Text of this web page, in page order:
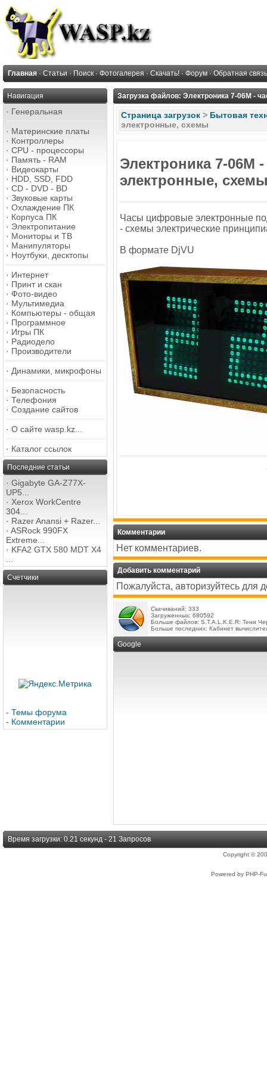
Главная · Статьи · Поиск · Фотогалерея · Скачать! · Форум · Обратная связь
Навигация
· Генеральная
· Материнские платы
· Контроллеры
· CPU - процессоры
· Память - RAM
· Видеокарты
· HDD, SSD, FDD
· CD - DVD - BD
· Звуковые карты
· Охлаждение ПК
· Корпуса ПК
· Электропитание
· Мониторы и ТВ
· Манипуляторы
· Ноутбуки, десктопы
· Интернет
· Принт и скан
· Фото-видео
· Мультимедиа
· Компьютеры - общая
· Программное
· Игры ПК
· Радиодело
· Производители
· Динамики, микрофоны
· Безопасность
· Телефония
· Создание сайтов
· О сайте wasp.kz...
· Каталог ссылок
Последние статьи
· Gigabyte GA-Z77X-
UP5...
· Xerox WorkCentre
304...
· Razer Anansi + Razer...
· ASRock 990FX
Extreme...
· KFA2 GTX 580 MDT X4
Счетчики
- Темы форума
- Комментарии
Загрузка файлов: Электроника 7-06М -
Страница загрузок > Бытовая
электронные, схемы
Электроника 7-
электронные,
Часы цифровые электронные
- схемы электрические
В формате DjVU
Комментарии
Нет комментариев.
Добавить комментарий
Пожалуйста, авторизуйтесь для
Скачиваний: 333
Загруженных: 680592
Больше файлов: S.T.A.L.K.E.R: Тени
Больше последних: Кабинет
Google
Время загрузки: 0.21 секунд - 21 Запросов
Copyright ©
Powered by PHP-